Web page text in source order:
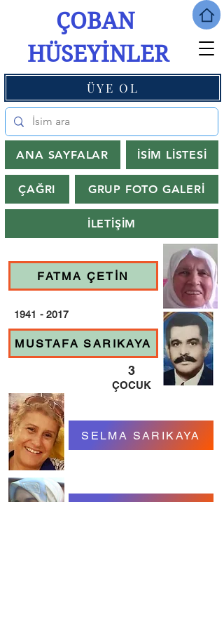
ÇOBAN
HÜSEYİNLER
ANA SAYFALAR İSİM LİSTESİ
ÇAĞRI GRUP FOTO GALERİ
İLETİŞİM
ÜYE OL
FATMA ÇETİN
3
ÇOCUK
MUSTAFA SARIKAYA
1941 - 2017
SELMA SARIKAYA